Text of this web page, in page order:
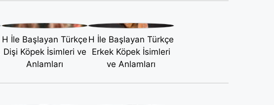
H İle Başlayan Türkçe
Dişi Köpek İsimleri ve
Anlamları
H İle Başlayan Türkçe
Erkek Köpek İsimleri
ve Anlamları